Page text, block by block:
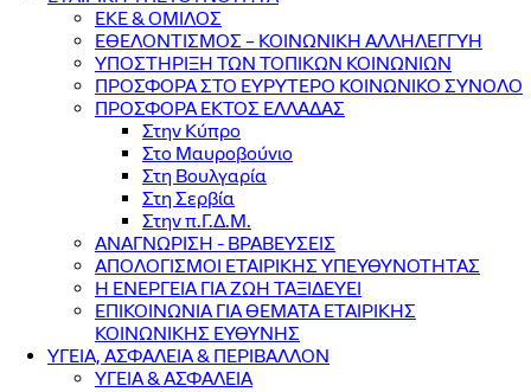
ΕΚΕ & ΟΜΙΛΟΣ
ΕΘΕΛΟΝΤΙΣΜΟΣ – ΚΟΙΝΩΝΙΚΗ ΑΛΛΗΛΕΓΓΥΗ
ΥΠΟΣΤΗΡΙΞΗ ΤΩΝ ΤΟΠΙΚΩΝ ΚΟΙΝΩΝΙΩΝ
ΠΡΟΣΦΟΡΑ ΣΤΟ ΕΥΡΥΤΕΡΟ ΚΟΙΝΩΝΙΚΟ ΣΥΝΟΛΟ
ΠΡΟΣΦΟΡΑ ΕΚΤΟΣ ΕΛΛΑΔΑΣ
Στην Κύπρο
Στο Μαυροβούνιο
Στη Βουλγαρία
Στη Σερβία
Στην π.Γ.Δ.Μ.
ΑΝΑΓΝΩΡΙΣΗ - ΒΡΑΒΕΥΣΕΙΣ
ΑΠΟΛΟΓΙΣΜΟΙ ΕΤΑΙΡΙΚΗΣ ΥΠΕΥΘΥΝΟΤΗΤΑΣ
Η ΕΝΕΡΓΕΙΑ ΓΙΑ ΖΩΗ ΤΑΞΙΔΕΥΕΙ
ΕΠΙΚΟΙΝΩΝΙΑ ΓΙΑ ΘΕΜΑΤΑ ΕΤΑΙΡΙΚΗΣ
ΚΟΙΝΩΝΙΚΗΣ ΕΥΘΥΝΗΣ
ΥΓΕΙΑ, ΑΣΦΑΛΕΙΑ & ΠΕΡΙΒΑΛΛΟΝ
ΥΓΕΙΑ & ΑΣΦΑΛΕΙΑ